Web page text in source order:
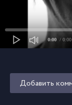
0:00 / 0:00
Добавить